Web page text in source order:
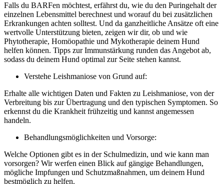
Falls du BARFen möchtest, erfährst du, wie du den Puringehalt der
einzelnen Lebensmittel berechnest und worauf du bei zusätzlichen
Erkrankungen achten solltest. Und da ganzheitliche Ansätze oft eine
wertvolle Unterstützung bieten, zeigen wir dir, ob und wie
Phytotherapie, Homöopathie und Mykotherapie deinem Hund
helfen können. Tipps zur Immunstärkung runden das Angebot ab,
sodass du deinem Hund optimal zur Seite stehen kannst.
Verstehe Leishmaniose von Grund auf:
Erhalte alle wichtigen Daten und Fakten zu Leishmaniose, von der
Verbreitung bis zur Übertragung und den typischen Symptomen. So
erkennst du die Krankheit frühzeitig und kannst angemessen
handeln.
Behandlungsmöglichkeiten und Vorsorge:
Welche Optionen gibt es in der Schulmedizin, und wie kann man
vorsorgen? Wir werfen einen Blick auf gängige Behandlungen,
mögliche Impfungen und Schutzmaßnahmen, um deinem Hund
bestmöglich zu helfen.